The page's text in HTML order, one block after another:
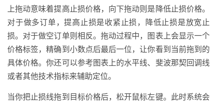
上拖动意味着提高止损价格，向下拖动则是降低止损价格。
对于做多订单，提高止损是收紧止损，降低止损是放宽止
损。对于做空订单则相反。拖动过程中，图表上会显示一个
价格标签，精确到小数点后最后一位，让你看到当前拖到的
具体价格。你还可以参考图表上的水平线、斐波那契回调线
或者其他技术指标来辅助定位。
当你把止损线拖到目标价格后，松开鼠标左键。此时系统会